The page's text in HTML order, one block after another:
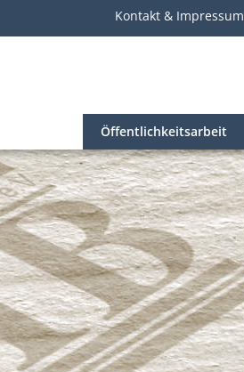
Kontakt & Impressum
Öffentlichkeitsarbeit